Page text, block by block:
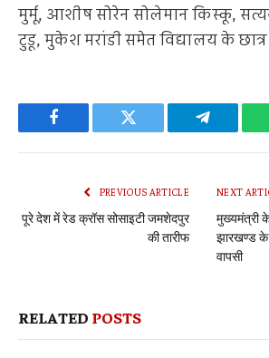
मुर्मू, आशीष सोरेन सोलेमान किस्कू,
टुडू, मुकेश मरांडी समेत विद्यालय के
Facebook Twitter Telegram
PREVIOUS ARTICLE
पूरे देश में रेड क्रॉस सोसाइटी जमशेदपुर
की तारीफ
NEXT
मुख्यमंत्री
झारखण्ड के
वापसी
RELATED POSTS